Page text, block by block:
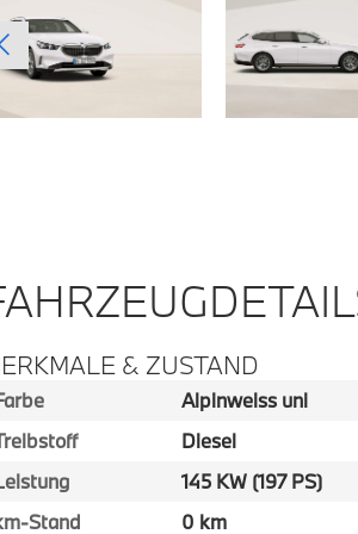
& ZUSTAND
Alpinweiss uni
Diesel
145 KW (197 PS)
Stand
0 km